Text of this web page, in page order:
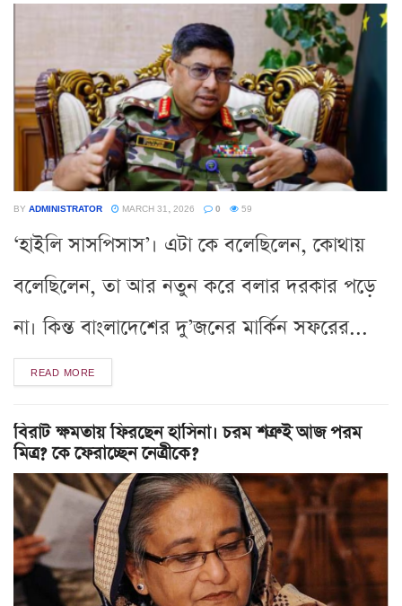
BY ADMINISTRATOR MARCH 31, 2026 0 59
‘হাইলি সাসপিসাস’। এটা কে বলেছিলেন, কোথায়
বলেছিলেন, তা আর নতুন করে বলার দরকার পড়ে
না। কিন্ত বাংলাদেশের দু’জনের মার্কিন সফরের...
READ MORE
বিরাট ক্ষমতায় ফিরছেন হাসিনা। চরম শত্রুই আজ পরম
মিত্র? কে ফেরাচ্ছেন নেত্রীকে?